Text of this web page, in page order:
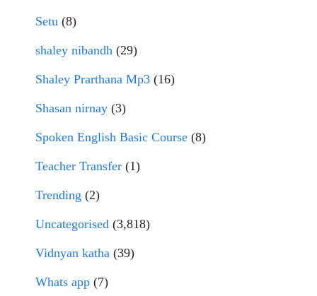
Setu (8)
shaley nibandh (29)
Shaley Prarthana Mp3 (16)
Shasan nirnay (3)
Spoken English Basic Course (8)
Teacher Transfer (1)
Trending (2)
Uncategorised (3,818)
Vidnyan katha (39)
Whats app (7)